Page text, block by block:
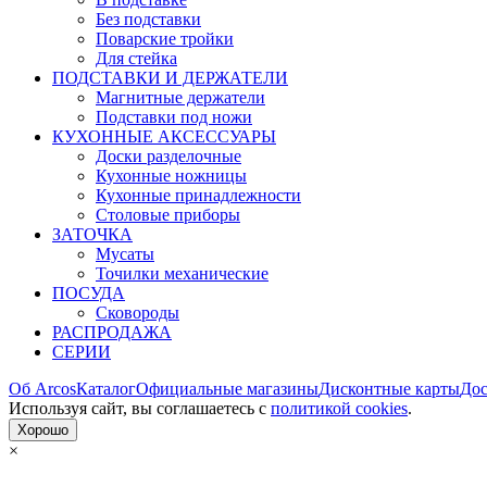
Без подставки
Поварские тройки
Для стейка
ПОДСТАВКИ И ДЕРЖАТЕЛИ
Магнитные держатели
Подставки под ножи
КУХОННЫЕ АКСЕССУАРЫ
Доски разделочные
Кухонные ножницы
Кухонные принадлежности
Столовые приборы
ЗАТОЧКА
Мусаты
Точилки механические
ПОСУДА
Сковороды
РАСПРОДАЖА
СЕРИИ
Об ArcosКаталогОфициальные магазиныДисконтные карты
Используя сайт, вы согла­шаетесь с политикой cookies.
Хорошо
×